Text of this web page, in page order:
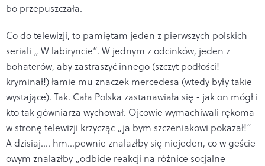
bo przepuszczała.
Co do telewizji, to pamiętam jeden z pierwszych polskich
seriali „ W labiryncie”. W jednym z odcinków, jeden z
bohaterów, aby zastraszyć innego (szczyt podłości!
kryminał!) łamie mu znaczek mercedesa (wtedy były takie
wystające). Tak. Cała Polska zastanawiała się - jak on mógł i
kto tak gówniarza wychował. Ojcowie wymachiwali rękoma
w stronę telewizji krzycząc „ja bym szczeniakowi pokazał!”
A dzisiaj.... hm...pewnie znalazłby się niejeden, co w geście
owym znalazłby „odbicie reakcji na różnice socjalne